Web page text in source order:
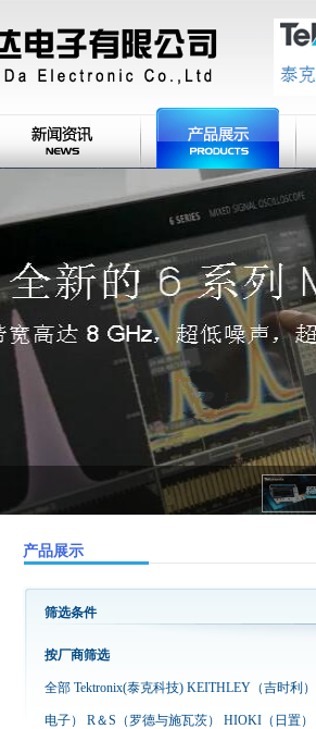
产品展示
筛选条件
按厂商筛选
全部 Tektronix(泰克科技) KEITHLEY（吉时利）
电子） R＆S（罗德与施瓦茨） HIOKI（日置）